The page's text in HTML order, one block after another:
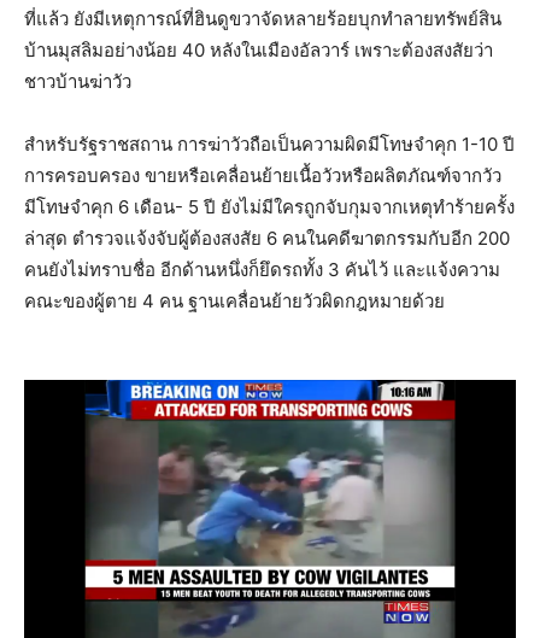
ที่แล้ว ยังมีเหตุการณ์ที่ฮินดูขวาจัดหลายร้อยบุกทำลายทรัพย์สิน
บ้านมุสลิมอย่างน้อย 40 หลังในเมืองอัลวาร์ เพราะต้องสงสัยว่า
ชาวบ้านฆ่าวัว
สำหรับรัฐราชสถาน การฆ่าวัวถือเป็นความผิดมีโทษจำคุก 1-10 ปี
การครอบครอง ขายหรือเคลื่อนย้ายเนื้อวัวหรือผลิตภัณฑ์จากวัว
มีโทษจำคุก 6 เดือน- 5 ปี ยังไม่มีใครถูกจับกุมจากเหตุทำร้ายครั้ง
ล่าสุด ตำรวจแจ้งจับผู้ต้องสงสัย 6 คนในคดีฆาตกรรมกับอีก 200
คนยังไม่ทราบชื่อ อีกด้านหนึ่งก็ยึดรถทั้ง 3 คันไว้ และแจ้งความ
คณะของผู้ตาย 4 คน ฐานเคลื่อนย้ายวัวผิดกฎหมายด้วย